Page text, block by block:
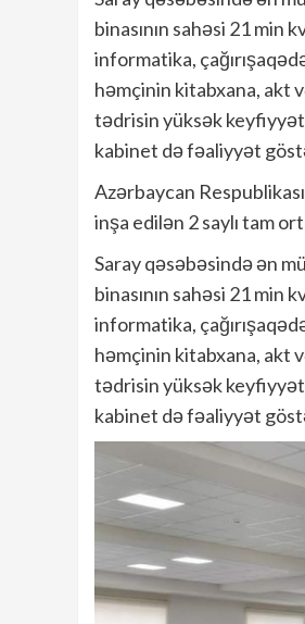
binasının sahəsi 21
informatika,
həmçinin kitabxana, akt
tədrisin yüksək
kabinet də fəaliyyət
Azərbaycan
inşa edilən 2 saylı tam
Saray qəsəbəsində ən
binasının sahəsi 21
informatika,
həmçinin kitabxana, akt
tədrisin yüksək
kabinet də fəaliyyət